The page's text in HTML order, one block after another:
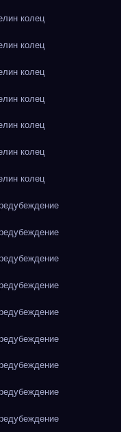
колец
колец
колец
колец
колец
колец
колец